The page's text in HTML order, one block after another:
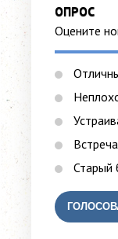
ОПРОС
Оцените
Старый